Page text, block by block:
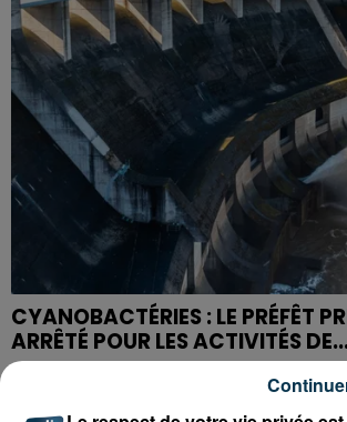
CYANOBACTÉRIES : LE PRÉFÊT
ARRÊTÉ POUR LES ACTIVITÉS DE...